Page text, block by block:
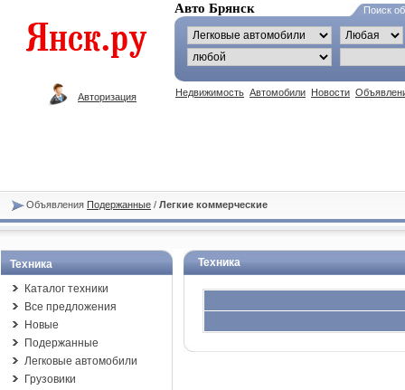
Авто Брянск Поиск
Авторизация Недвижимость Автомобили Новости
Объявления Подержанные / Легкие коммерческие
Техника
Каталог техники
Все предложения
Новые
Подержанные
Легковые автомобили
Грузовики
Техника